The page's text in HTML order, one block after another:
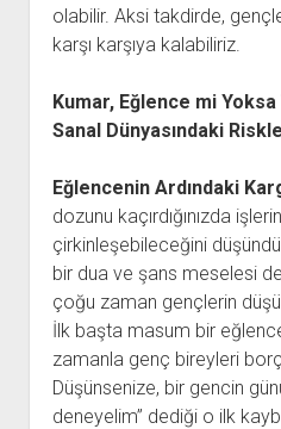
olabilir. Aksi takdirde,
karşı karşıya kalabiliriz.
Kumar, Eğlence mi
Sanal Dünyasındaki
Eğlencenin Ardındaki
dozunu kaçırdığınızda
çirkinleşebileceğini
bir dua ve şans meselesi
çoğu zaman gençlerin
İlk başta masum bir
zamanla genç bireyleri
Düşünsenize, bir gencin
deneyelim” dediği o ilk